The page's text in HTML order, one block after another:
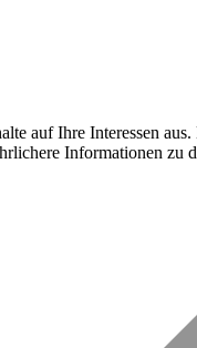
auf Ihre Interessen
Informationen zu